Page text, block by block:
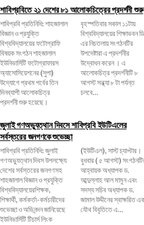
শাবিপ্রবিতে ২১ দেশের ৮১ আলোকচিত্রের প্রদর্শনী শুরু
শাবিপ্রবি প্রতিনিধি: শাহজালাল
বিজ্ঞান ও প্রযুক্তি
বিশ্ববিদ্যালয়ের ফটোগ্রাফি
বিষয়ক সংগঠন শাহজালাল
ইউনিভার্সিটি ফটোগ্রাফারস
অ্যাসোসিয়েশনের (সুপা)
উদ্যোগে প্রথম পর্বের তিন
দিনব্যাপী আলোকচিত্র
প্রদর্শনী শুরু হয়েছে।
বৃহস্পতিবার সকাল ১১টায়
বিশ্ববিদ্যালয়ের শিক্ষাভবন ডি
এর নিচতলায় সংগঠনটির
উপদেষ্টারা এ প্রদর্শনীর
উদ্বোধন করেন । এ
আলোকচিত্র প্রদর্শনীটি ৮
আগস্ট সন্ধ্যা ৮ টা পর্যন্ত
চলবে...
জুলাই গণঅভ্যুত্থান দিবসে শাবিপ্রবি ইউটিএলের
সর্বস্তরের জনগণকে শুভেচ্ছা
শাবিপ্রবি প্রতিনিধি: জুলাই
গণঅভ্যুত্থান দিবস উপলক্ষ্যে
দেশের সর্বস্তরের জনগণসহ
শাহজালাল বিজ্ঞান ও প্রযুক্তি
বিশ্ববিদ্যালয়েরশিক্ষক,
শিক্ষার্থী, কর্মকর্তা-কর্মচারীদের
শুভেচ্ছা ও অভিনন্দন জানিয়েছে
ইউনিভার্সিটি টিচার্স লিংক
(ইউটিএল), সাস্ট চ্যাপ্টার।
বুধবার ( ৫ আগস্ট) সংগঠনটির
আহ্বায়ক অধ্যাপক ড.
আব্দুল্লাহ আল মামুন এবং
সদস্য সচিব অধ্যাপক ড.
জামাল উদ্দীনের স্বাক্ষরিত এক
যৌথ বিবৃতিতে এ...